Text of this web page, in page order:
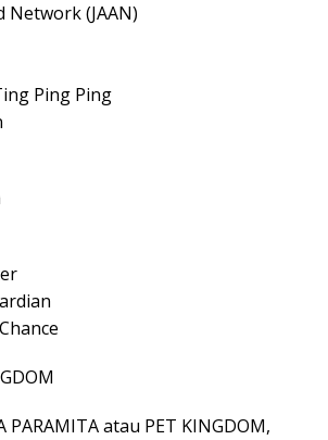
Network (JAAN)
Ping Ping
PARAMITA atau PET KINGDOM,